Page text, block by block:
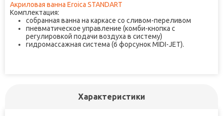
Акриловая ванна Eroica STANDART
Комплектация:
собранная ванна на каркасе со сливом-переливом
пневматическое управление (комби-кнопка с
регулировкой подачи воздуха в систему)
гидромассажная система (6 форсунок MIDI-JET).
Характеристики